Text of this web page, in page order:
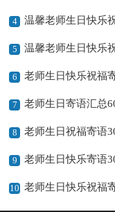
4 温馨老师生日快乐
5 温馨老师生日快乐
6 老师生日快乐祝福
7 老师生日寄语汇总
8 老师生日祝福寄语
9 老师生日快乐寄语
10 老师生日快乐祝福